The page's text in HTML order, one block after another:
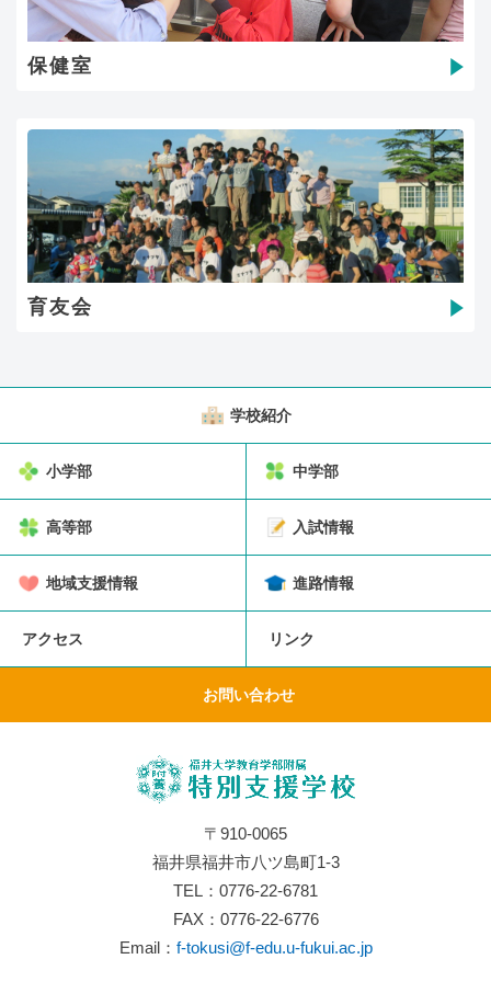
保健室
育友会
学校紹介
小学部 中学部
高等部 入試情報
地域支援情報 進路情報
アクセス リンク
お問い合わせ
〒910-0065
福井県福井市八ツ島町1-3
TEL：0776-22-6781
FAX：0776-22-6776
Email： f-tokusi@f-edu.u-fukui.ac.jp